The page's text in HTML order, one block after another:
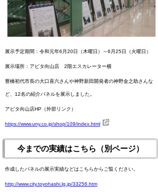
展示予定期間：令和元年6月20日（木曜日）～6月25日（火曜日）
展示場所：アピタ向山店 2階エスカレーター横
豊橋初代市長の大口喜六さんや神野新田開発者の神野金之助さんな
ど、12名の紹介パネルを展示しました。
アピタ向山店HP（外部リンク）
https://www.uny.co.jp/shop/109/index.html
今までの実績はこちら（別ページ）
作成したパネルの展示実績などはこちらからご覧ください。
http://www.city.toyohashi.lg.jp/33256.htm